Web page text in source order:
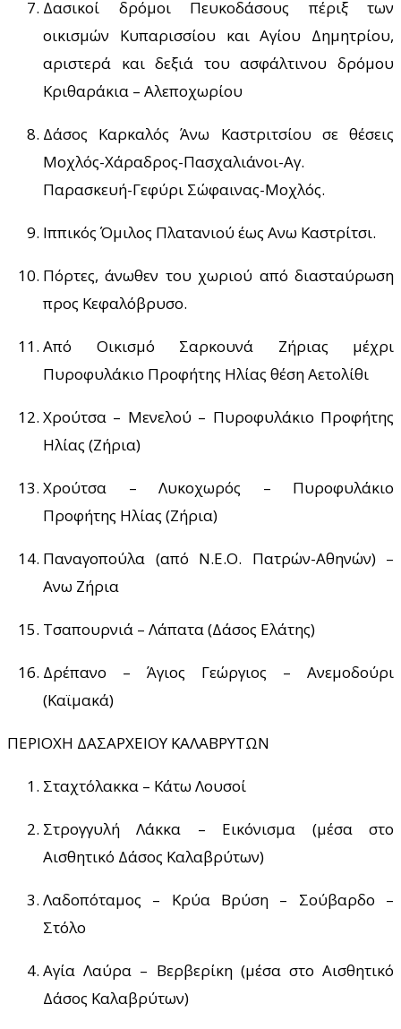
Δασικοί δρόμοι Πευκοδάσους πέριξ των
οικισμών Κυπαρισσίου και Αγίου Δημητρίου,
αριστερά και δεξιά του ασφάλτινου δρόμου
Κριθαράκια – Αλεποχωρίου
Δάσος Καρκαλός Άνω Καστριτσίου σε θέσεις
Μοχλός-Χάραδρος-Πασχαλιάνοι-Αγ.
Παρασκευή-Γεφύρι Σώφαινας-Μοχλός.
Ιππικός Όμιλος Πλατανιού έως Ανω Καστρίτσι.
Πόρτες, άνωθεν του χωριού από διασταύρωση
προς Κεφαλόβρυσο.
Από Οικισμό Σαρκουνά Ζήριας μέχρι
Πυροφυλάκιο Προφήτης Ηλίας θέση Αετολίθι
Χρούτσα – Μενελού – Πυροφυλάκιο Προφήτης
Ηλίας (Ζήρια)
Χρούτσα – Λυκοχωρός – Πυροφυλάκιο
Προφήτης Ηλίας (Ζήρια)
Παναγοπούλα (από Ν.Ε.Ο. Πατρών-Αθηνών) –
Ανω Ζήρια
Τσαπουρνιά – Λάπατα (Δάσος Ελάτης)
Δρέπανο – Άγιος Γεώργιος – Ανεμοδούρι
(Καϊμακά)
ΠΕΡΙΟΧΗ ΔΑΣΑΡΧΕΙΟΥ ΚΑΛΑΒΡΥΤΩΝ
Σταχτόλακκα – Κάτω Λουσοί
Στρογγυλή Λάκκα – Εικόνισμα (μέσα στο
Αισθητικό Δάσος Καλαβρύτων)
Λαδοπόταμος – Κρύα Βρύση – Σούβαρδο –
Στόλο
Αγία Λαύρα – Βερβερίκη (μέσα στο Αισθητικό
Δάσος Καλαβρύτων)